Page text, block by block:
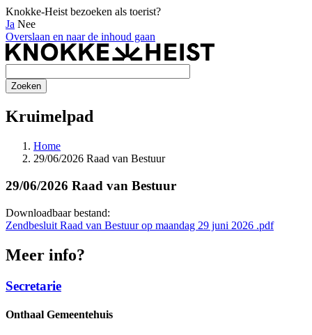
Knokke-Heist bezoeken als toerist?
Ja Nee
Overslaan en naar de inhoud gaan
Kruimelpad
Home
29/06/2026 Raad van Bestuur
29/06/2026 Raad van Bestuur
Downloadbaar bestand:
Zendbesluit Raad van Bestuur op maandag 29 juni 2026 .pdf
Meer info?
Secretarie
Onthaal Gemeentehuis